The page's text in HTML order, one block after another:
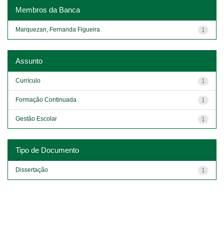
Membros da Banca
1
Marquezan, Fernanda Figueira
Assunto
1
Currículo
1
Formação Continuada
1
Gestão Escolar
Tipo de Documento
1
Dissertação